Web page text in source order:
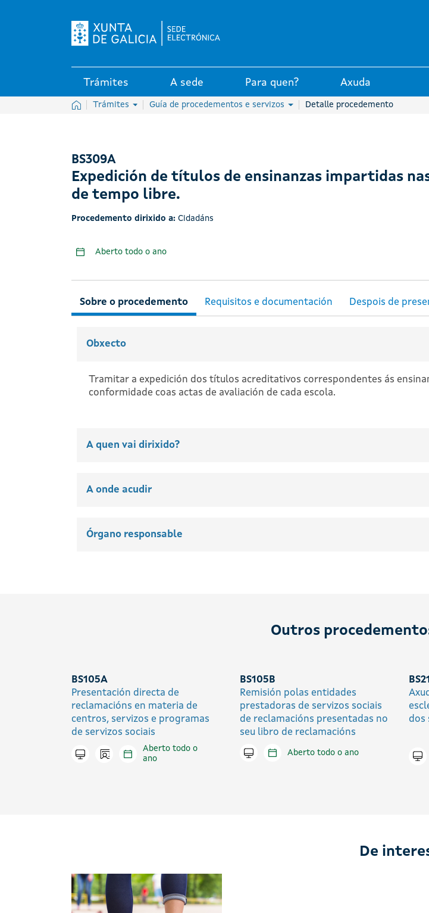
Trámites A sede Para quen? Axuda
InicioTrámites Guía de procedementos e servizos Detalle procedemento
BS309A
Expedición de títulos de ensinanzas impartidas
de tempo libre.
Procedemento dirixido a: Cidadáns
Aberto todo o ano
Sobre o procedemento
Obxecto
Tramitar a expedición dos títulos acreditativos correspondentes ás
conformidade coas actas de avaliación de cada escola.
A quen vai dirixido?
A onde acudir
Órgano responsable
Outros
BS105A
Presentación directa de
reclamacións en materia de
centros, servizos e programas
de servizos sociais
Tramitar en liña
Icono presencial
Aberto todo o
ano
BS105B
Remisión polas entidades
prestadoras de servizos sociais
de reclamacións presentadas no
seu libro de reclamacións
Tramitar en liñaAberto todo o ano
dos
De